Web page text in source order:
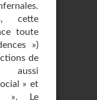
cette
toute
»)
de
aussi
» et
». Le